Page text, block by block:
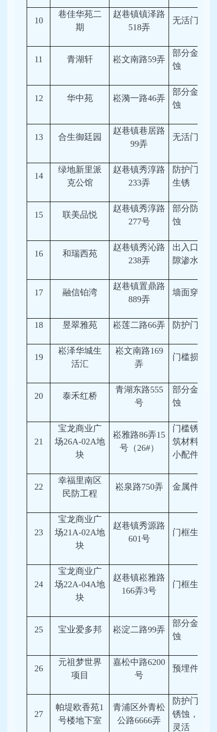
10
巷佳华苑二
期
赵巷镇镇泽路
518弄
无活门槛
11 青湖轩 崧文南路59弄
部分金属
蚀
12 华中苑 崧漪一路46弄
部分金属
蚀
13 合生御廷园
赵巷镇巷居路
99弄
无活门槛
14
绿地新里派
克公馆
赵巷镇秀淳路
233弄
防护门、
生锈
15 联美品悦
赵巷镇秀淳路
277号
部分防护
蚀
16 和瑞西苑
赵巷镇秀沁路
238弄
出入口沉
隙渗水
17 融信铂湾
赵巷镇置鼎路
889弄
墙面穿管
18 昱翠雅苑 崧莲二路66弄 防护门拆除
19
崧泽华城生
活汇
崧文南路169
弄
门槛损坏
20 泰禾红桥
青湖东路555
号
部分金属
蚀
21
宝龙商业广
场26A-02A地
块
崧雅路86弄15
号（26#）
门槛锈蚀
筑材料档
小配件缺失
22
幸福里南区
民防工程
崧泉路750弄 金属件锈蚀
23
宝龙商业广
场21A-02A地
块
赵巷镇秀源路
601号
门框生锈
24
宝龙商业广
场22A-04A地
块
赵巷镇崧雅路
166弄3号
门框生锈
25 宝业爱多邦 崧淀二路99弄
部分金属
蚀
26
元祖梦世界
项目
嘉松中路6200
号
预埋件锈蚀
27
帕堤欧香苑1
号楼地下室
青浦区外青松
公路6666弄
防护门金
锈蚀，启
灵活